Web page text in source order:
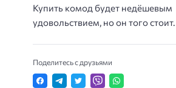
Купить комод будет недёшевым
удовольствием, но он того стоит.
Поделитесь с друзьями